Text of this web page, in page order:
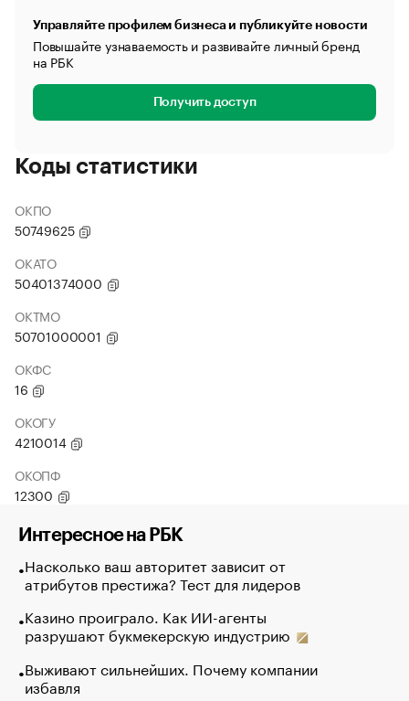
Управляйте профилем бизнеса и публикуйте новости
Повышайте узнаваемость и развивайте личный бренд
на РБК
Получить доступ
Коды статистики
ОКПО
50749625
ОКАТО
50401374000
ОКТМО
50701000001
ОКФС
16
ОКОГУ
4210014
ОКОПФ
12300
Интересное на РБК
Насколько ваш авторитет зависит от
атрибутов престижа? Тест для лидеров
Казино проиграло. Как ИИ-агенты
разрушают букмекерскую индустрию
Выживают сильнейших. Почему компании
избавля